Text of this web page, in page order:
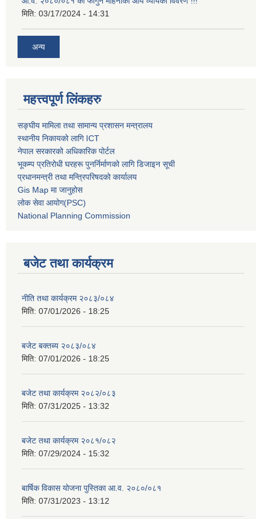
मिति: 03/17/2024 - 14:31
अन्य
महत्त्वपूर्ण लिंकहरु
सङ्घीय मामिला तथा सामान्य प्रशासन मन्त्रालय
स्थानीय निकायको लागि ICT
नेपाल सरकारको अधिकारिक पोर्टल
भूकम्प प्रतिरोधी घरहरू पुनर्निर्माणको लागि डिजाइन सूची
प्रधानमन्त्री तथा मन्त्रिपरिषदको कार्यालय
Gis Map मा जानुहोस
लोक सेवा आयोग(PSC)
National Planning Commission
बजेट तथा कार्यक्रम
नीति तथा कार्यक्रम २०८३/०८४
मिति: 07/01/2026 - 18:25
बजेट बक्तब्य २०८३/०८४
मिति: 07/01/2026 - 18:25
बजेट तथा कार्यक्रम २०८२/०८३
मिति: 07/31/2025 - 13:32
बजेट तथा कार्यक्रम २०८१/०८२
मिति: 07/29/2024 - 15:32
बार्षिक विकास योजना पुस्तिका आ.व. २०८०/०८१
मिति: 07/31/2023 - 13:12